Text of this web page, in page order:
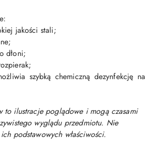
jakości stali;
dłoni;
szybką chemiczną dezynfekcję na
to ilustracje poglądowe i mogą czasami
wyglądu przedmiotu. Nie
podstawowych właściwości.